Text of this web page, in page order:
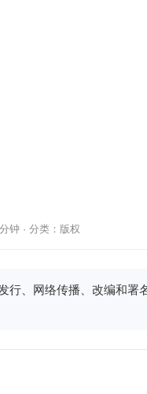
钟 · 分类： 版权
行、网络传播、改编和署